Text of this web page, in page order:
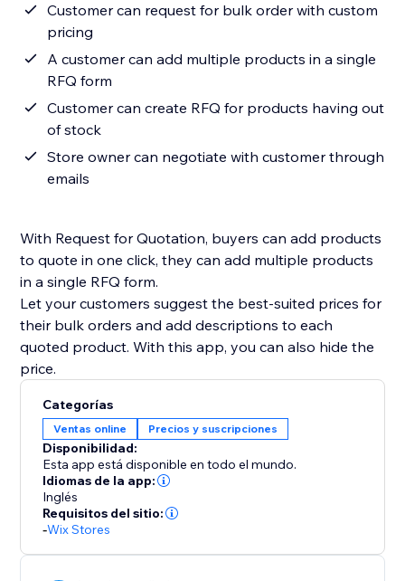
Customer can request for bulk order with custom
pricing
A customer can add multiple products in a single
RFQ form
Customer can create RFQ for products having out
of stock
Store owner can negotiate with customer through
emails
With Request for Quotation, buyers can add products
to quote in one click, they can add multiple products
in a single RFQ form.
Let your customers suggest the best-suited prices for
their bulk orders and add descriptions to each
quoted product. With this app, you can also hide the
price.
Categorías
Ventas online Precios y suscripciones
Disponibilidad:
Esta app está disponible en todo el mundo.
Idiomas de la app:
Inglés
Requisitos del sitio:
-Wix Stores